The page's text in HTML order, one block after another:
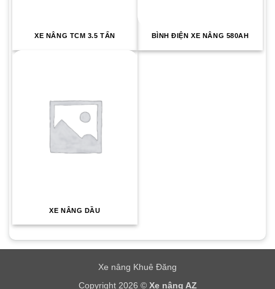
XE NÂNG TCM 3.5 TẤN BÌNH ĐIỆN XE NÂNG 580AH
XE NÂNG DẦU
Xe nâng Khuê Đăng
Copyright 2026 © Xe nâng AZ